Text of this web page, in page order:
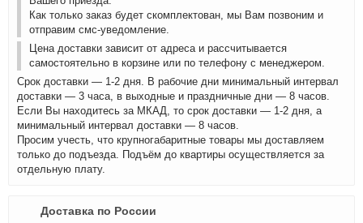
Как только заказ будет скомплектован, мы Вам позвоним и
отправим смс-уведомление.
Цена доставки зависит от адреса и рассчитывается
самостоятельно в корзине или по телефону с менеджером.
Срок доставки — 1-2 дня. В рабочие дни минимальный интервал
доставки — 3 часа, в выходные и праздничные дни — 8 часов.
Если Вы находитесь за МКАД, то срок доставки — 1-2 дня, а
минимальный интервал доставки — 8 часов.
Просим учесть, что крупногабаритные товары мы доставляем
только до подъезда. Подъём до квартиры осуществляется за
отдельную плату.
Доставка по России